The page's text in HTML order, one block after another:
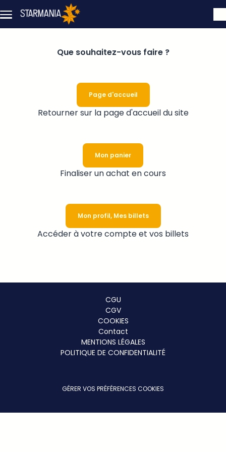
Skip to main content
Que souhaitez-vous faire ?
Page d'accueil
Retourner sur la page d'accueil du site
Mon panier
Finaliser un achat en cours
Mon profil, Mes billets
Accéder à votre compte et vos billets
CGU
CGV
COOKIES
Contact
MENTIONS LÉGALES
POLITIQUE DE CONFIDENTIALITÉ
GÉRER VOS PRÉFÉRENCES COOKIES